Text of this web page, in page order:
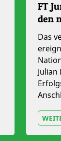
FT
den
Das